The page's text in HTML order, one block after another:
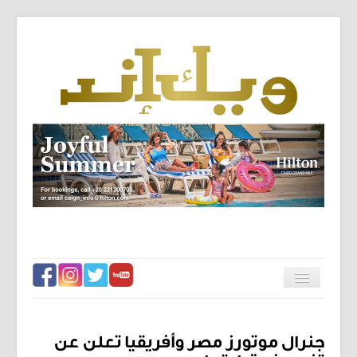
تبديل
المتصفح
فنون
جنرال موتورز مصر وأفريقيا تعلن عن